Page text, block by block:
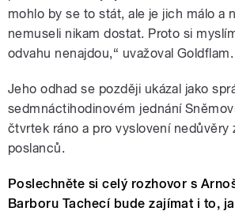
mohlo by se to stát, ale je jich málo a
nemuseli nikam dostat. Proto si
odvahu nenajdou,“ uvažoval Goldflam.
Jeho odhad se později ukázal jako
sedmnáctihodinovém jednání
čtvrtek ráno a pro vyslovení nedůvěry
poslanců.
Poslechněte si celý rozhovor s
Barboru Tachecí bude zajímat i to,